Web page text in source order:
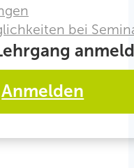
bei
Anmelden